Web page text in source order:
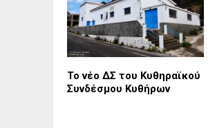
Το νέο ΔΣ του Κυθηραϊκού
Συνδέσμου Κυθήρων